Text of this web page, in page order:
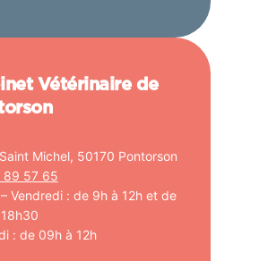
Vétérinaire de
Michel, 50170 Pontorson
89 57 65
Vendredi : de 9h à 12h et de
: de 09h à 12h